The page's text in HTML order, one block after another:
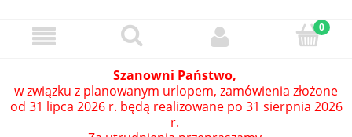
Szanowni Państwo,
w związku z planowanym urlopem, zamówienia złożone
od 31 lipca 2026 r. będą realizowane po 31 sierpnia 2026
r.